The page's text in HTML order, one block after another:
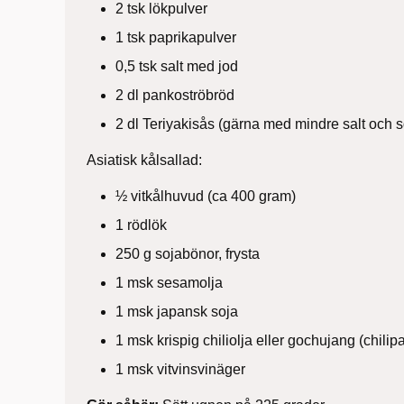
2 tsk lökpulver
1 tsk paprikapulver
0,5 tsk saltmed jod
2 dl pankoströbröd
2 dl Teriyakisås (gärna med mindre salt och
Asiatisk kålsallad:
½ vitkålhuvud (ca 400 gram)
1 rödlök
250 g sojabönor, frysta
1 msk sesamolja
1 msk japansk soja
1 msk krispig chiliolja eller gochujang
1 msk vitvinsvinäger